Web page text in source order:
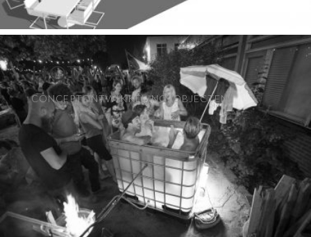
HOT WA
CONCEPTONTWIKKELING, OBJECTEN